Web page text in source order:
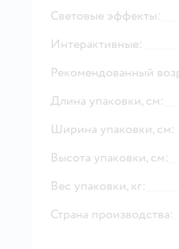
Световые эффекты:
Интерактивные:
Рекомендованный
Длина упаковки, см:
Ширина упаковки, см:
Высота упаковки, см:
Вес упаковки, кг:
Страна производства: